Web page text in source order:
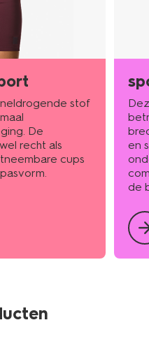
stof
De
recht als
cups
en
de